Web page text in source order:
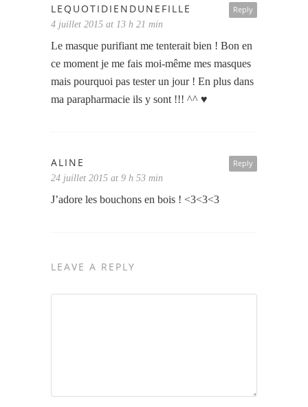
Reply
LEQUOTIDIENDUNEFILLE
4 juillet 2015 at 13 h 21 min
Le masque purifiant me tenterait bien ! Bon en
ce moment je me fais moi-même mes masques
mais pourquoi pas tester un jour ! En plus dans
ma parapharmacie ils y sont !!! ^^ ♥
Reply
ALINE
24 juillet 2015 at 9 h 53 min
J’adore les bouchons en bois ! <3<3<3
LEAVE A REPLY